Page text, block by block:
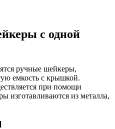
с одной
ручные шейкеры,
емкость с крышкой.
при помощи
изготавливаются из металла,